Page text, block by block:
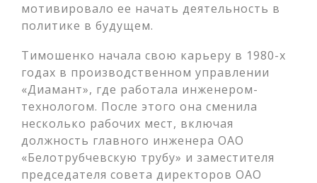
мотивировало ее начать деятельность в
политике в будущем.
Тимошенко начала свою карьеру в 1980-х
годах в производственном управлении
«Диамант», где работала инженером-
технологом. После этого она сменила
несколько рабочих мест, включая
должность главного инженера ОАО
«Белотрубчевскую трубу» и заместителя
председателя совета директоров ОАО